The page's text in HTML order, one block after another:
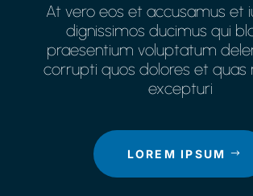
At vero eos et accusamus et
dignissimos ducimus qui
praesentium voluptatum
corrupti quos dolores et quas
excepturi
LOREM IPSUM